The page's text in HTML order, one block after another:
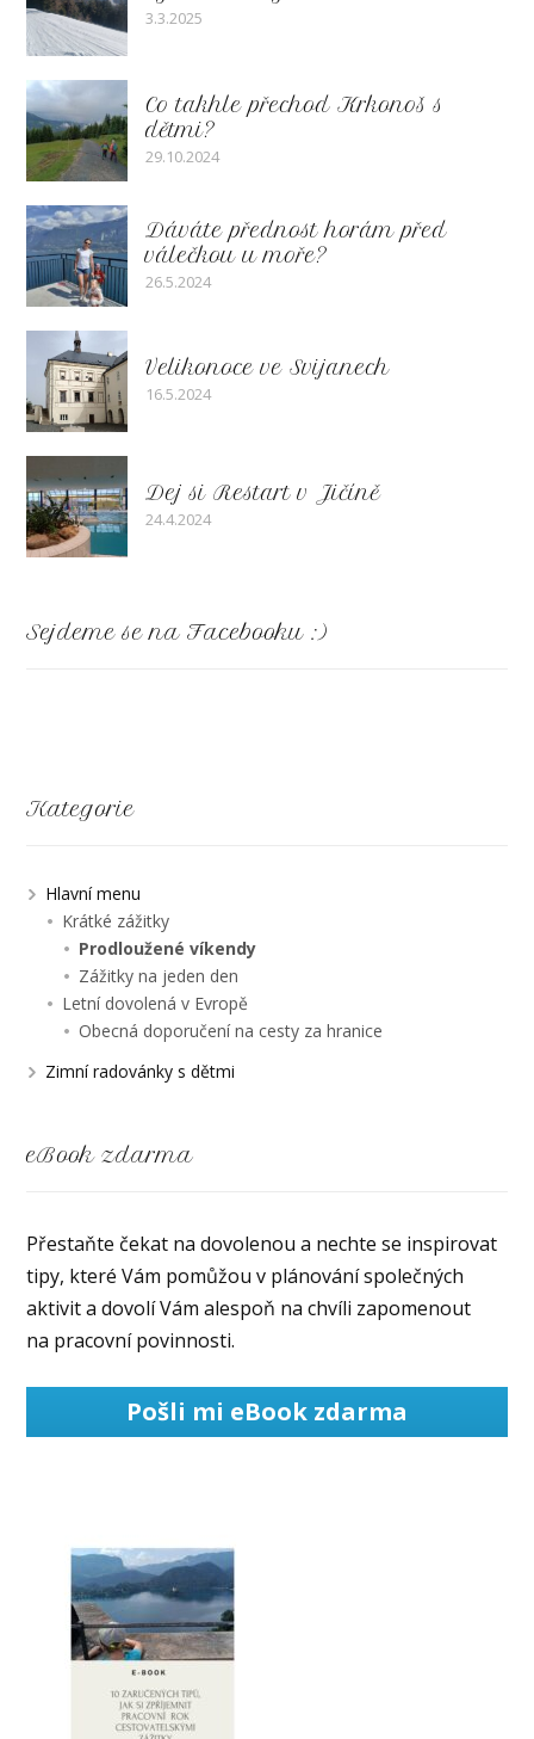
3.3.2025
Co takhle přechod Krkonoš s
dětmi?
29.10.2024
Dáváte přednost horám před
válečkou u moře?
26.5.2024
Velikonoce ve Svijanech
16.5.2024
Dej si Restart v Jičíně
24.4.2024
Sejdeme se na Facebooku :)
Kategorie
Hlavní menu
Krátké zážitky
Prodloužené víkendy
Zážitky na jeden den
Letní dovolená v Evropě
Obecná doporučení na cesty za hranice
Zimní radovánky s dětmi
eBook zdarma
Přestaňte čekat na dovolenou a nechte se inspirovat
tipy, které Vám pomůžou v plánování společných
aktivit a dovolí Vám alespoň na chvíli zapomenout
na pracovní povinnosti.
Pošli mi eBook zdarma